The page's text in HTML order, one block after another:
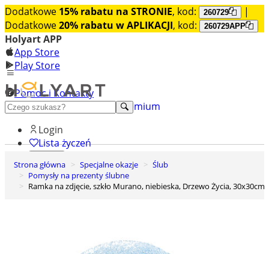
Dodatkowe 15% rabatu na STRONIE, kod: 260729
|
Dodatkowe20% rabatu w APLIKACJI, kod: 260729APP
Holyart APP
App Store
Play Store
Pomoc i Kontakty
+48 222 922 860
Odkryj premium
Login
Lista życzeń
0
Koszyk
Strona główna Specjalne okazje
Ślub
Pomysły na prezenty ślubne
Ramka na zdjęcie, szkło Murano, niebieska, Drzewo Życia, 30x30cm